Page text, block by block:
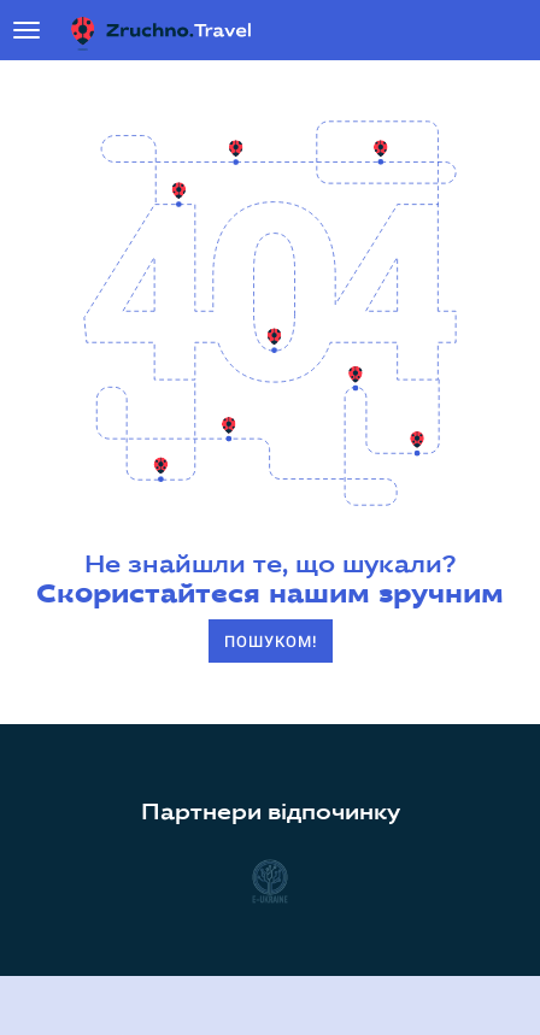
Не знайшли те, що шукали?
Скористайтеся нашим зручним
ПОШУКОМ!
Партнери відпочинку